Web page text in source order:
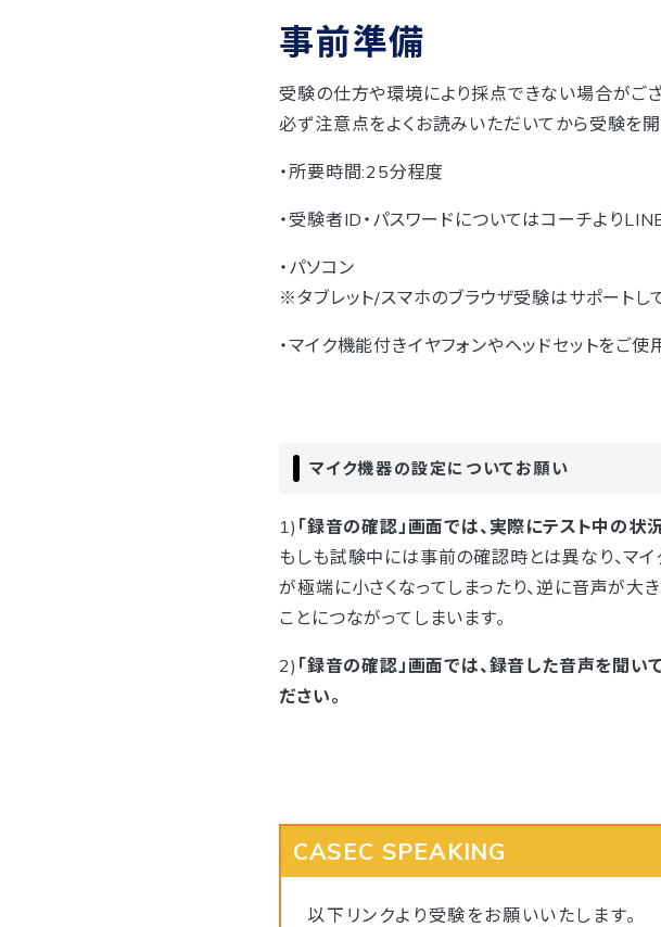
事前準備
受験の仕方や環境により採点できない場合がござ
必ず注意点をよくお読みいただいてから受験を開
・所要時間:25分程度
・受験者ID・パスワードについてはコーチより
・パソコン
※タブレット/スマホのブラウザ受験はサポートし
・マイク機能付きイヤフォンやヘッドセットをご使
マイク機器の設定についてお願い
1) 「録音の確認」画面では、実際にテスト中の
もしも試験中には事前の確認時とは異なり、マイ
が極端に小さくなってしまったり、逆に音声が
ことにつながってしまいます。
2) 「録音の確認」画面では、録音した音声を聞い
ださい。
CASEC SPEAKING
以下リンクより受験をお願いいたします。